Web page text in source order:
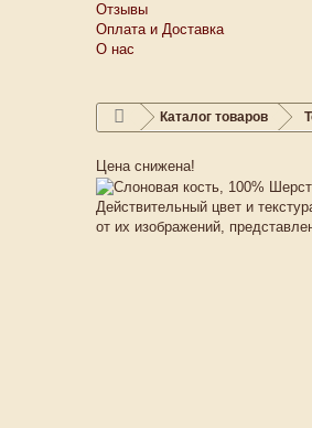
Отзывы
Оплата и Доставка
О нас
Каталог товаров
Цена снижена!
Действительный цвет и
от их изображений,